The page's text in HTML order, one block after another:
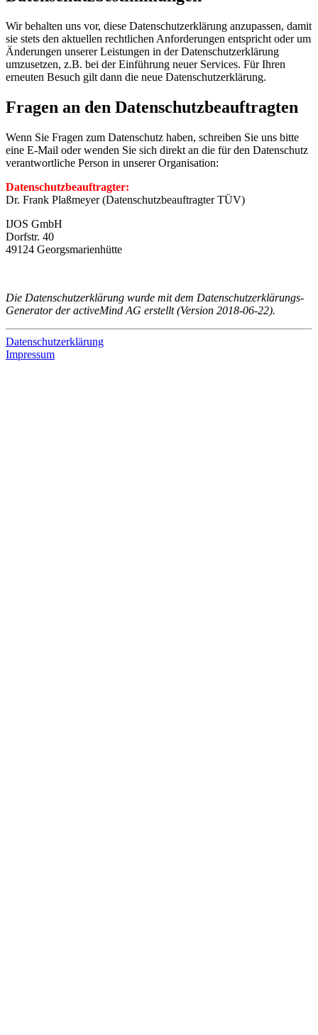
Wir behalten uns vor, diese Datenschutzerklärung anzupassen, damit
sie stets den aktuellen rechtlichen Anforderungen entspricht oder um
Änderungen unserer Leistungen in der Datenschutzerklärung
umzusetzen, z.B. bei der Einführung neuer Services. Für Ihren
erneuten Besuch gilt dann die neue Datenschutzerklärung.
Fragen an den Datenschutzbeauftragten
Wenn Sie Fragen zum Datenschutz haben, schreiben Sie uns bitte
eine E-Mail oder wenden Sie sich direkt an die für den Datenschutz
verantwortliche Person in unserer Organisation:
Datenschutzbeauftragter:
Dr. Frank Plaßmeyer (Datenschutzbeauftragter TÜV)
IJOS GmbH
Dorfstr. 40
49124 Georgsmarienhütte
Die Datenschutzerklärung wurde mit dem Datenschutzerklärungs-
Generator der activeMind AG erstellt (Version 2018-06-22).
Datenschutzerklärung
Impressum